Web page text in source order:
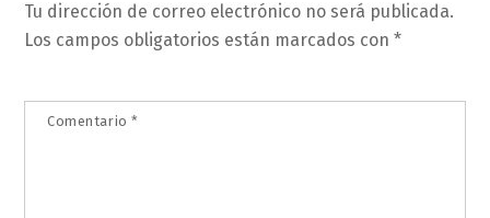
Tu dirección de correo electrónico no será publicada.
Los campos obligatorios están marcados con*
Comentario*